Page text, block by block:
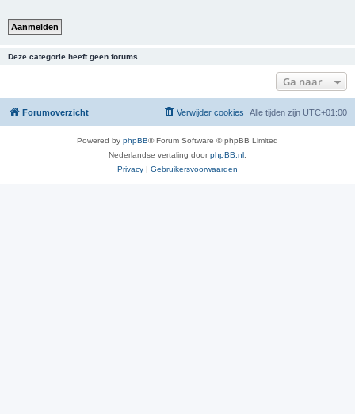
Deze categorie heeft geen forums.
Ga naar
Forumoverzicht Alle tijden zijn UTC+01:00
Verwijder cookies
Powered by phpBB® Forum Software © phpBB Limited
Nederlandse vertaling doorphpBB.nl.
Privacy | Gebruikersvoorwaarden